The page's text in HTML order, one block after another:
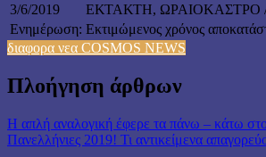
3/6/2019
ΕΚΤΑΚΤΗ, ΩΡΑΙΟΚΑΣΤΡΟ /
Ενημέρωση: Εκτιμώμενος χρόνος
διαφορα νεα COSMOS NEWS
Πλοήγηση άρθρων
Η απλή αναλογική έφερε τα πάνω – κάτω
Πανελλήνιες 2019! Τι αντικείμενα